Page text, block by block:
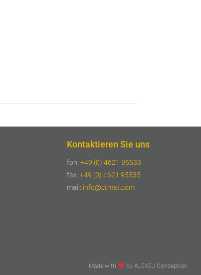
Kontaktieren Sie uns
fon:+49 (0) 4621 95533
fax:+49 (0) 4621 95535
mail: info@ctmat.com
Made with by ALEXEJ Conception